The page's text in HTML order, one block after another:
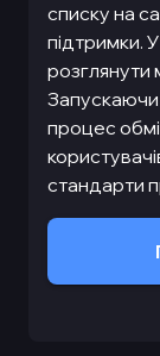
списку на
підтримки.
розглянути
Запускаючи
процес
стандарти